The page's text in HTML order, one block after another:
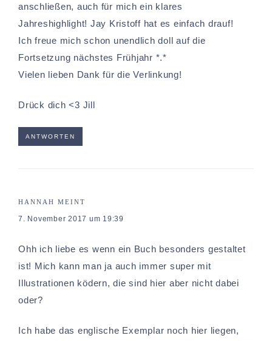
anschließen, auch für mich ein klares
Jahreshighlight! Jay Kristoff hat es einfach drauf!
Ich freue mich schon unendlich doll auf die
Fortsetzung nächstes Frühjahr *.*
Vielen lieben Dank für die Verlinkung!
Drück dich <3 Jill
ANTWORTEN
HANNAH MEINT
7. November 2017 um 19:39
Ohh ich liebe es wenn ein Buch besonders gestaltet
ist! Mich kann man ja auch immer super mit
Illustrationen ködern, die sind hier aber nicht dabei
oder?
Ich habe das englische Exemplar noch hier liegen,